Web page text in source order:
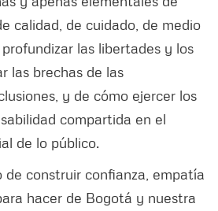
calidad, de cuidado, de medio
las libertades y los
las brechas de las
y de cómo ejercer los
compartida en el
de lo público.
de construir confianza, empatía
hacer de Bogotá y nuestra